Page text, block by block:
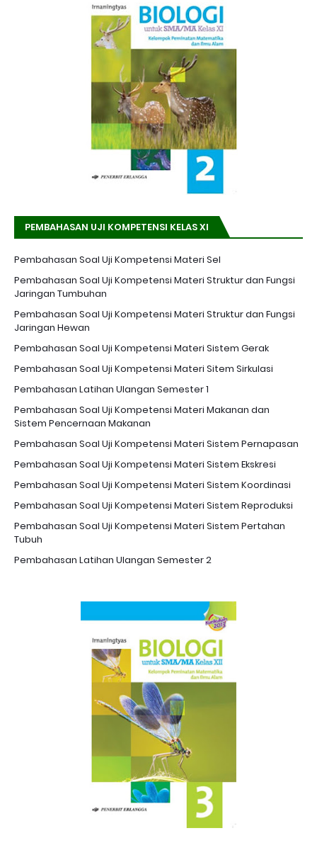
PEMBAHASAN UJI KOMPETENSI KELAS XI
Pembahasan Soal Uji Kompetensi Materi Sel
Pembahasan Soal Uji Kompetensi Materi Struktur dan Fungsi
Jaringan Tumbuhan
Pembahasan Soal Uji Kompetensi Materi Struktur dan Fungsi
Jaringan Hewan
Pembahasan Soal Uji Kompetensi Materi Sistem Gerak
Pembahasan Soal Uji Kompetensi Materi Sitem Sirkulasi
Pembahasan Latihan Ulangan Semester 1
Pembahasan Soal Uji Kompetensi Materi Makanan dan
Sistem Pencernaan Makanan
Pembahasan Soal Uji Kompetensi Materi Sistem Pernapasan
Pembahasan Soal Uji Kompetensi Materi Sistem Ekskresi
Pembahasan Soal Uji Kompetensi Materi Sistem Koordinasi
Pembahasan Soal Uji Kompetensi Materi Sistem Reproduksi
Pembahasan Soal Uji Kompetensi Materi Sistem Pertahan
Tubuh
Pembahasan Latihan Ulangan Semester 2